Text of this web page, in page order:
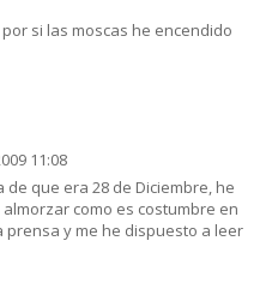
si las moscas he encendido
11:08
que era 28 de Diciembre, he
como es costumbre en
y me he dispuesto a leer